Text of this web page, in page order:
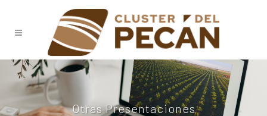
Otras Presentaciones